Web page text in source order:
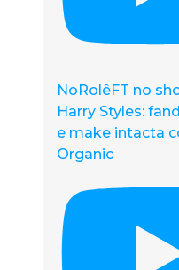
NoRolêFT no
Harry Styles:
e make intacta
Organic